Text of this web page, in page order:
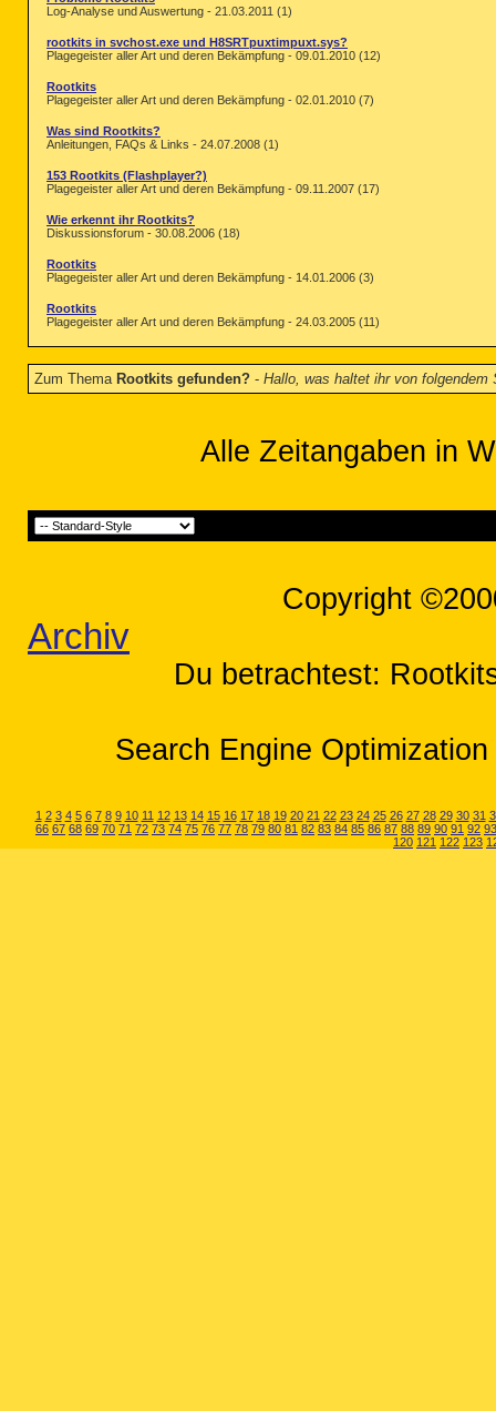
Log-Analyse und Auswertung - 21.03.2011 (1)
rootkits in svchost.exe und H8SRTpuxtimpuxt.sys?
Plagegeister aller Art und deren Bekämpfung - 09.01.2010 (12)
Rootkits
Plagegeister aller Art und deren Bekämpfung - 02.01.2010 (7)
Was sind Rootkits?
Anleitungen, FAQs & Links - 24.07.2008 (1)
153 Rootkits (Flashplayer?)
Plagegeister aller Art und deren Bekämpfung - 09.11.2007 (17)
Wie erkennt ihr Rootkits?
Diskussionsforum - 30.08.2006 (18)
Rootkits
Plagegeister aller Art und deren Bekämpfung - 14.01.2006 (3)
Rootkits
Plagegeister aller Art und deren Bekämpfung - 24.03.2005 (11)
Zum Thema Rootkits gefunden? - Hallo, was haltet ihr von
Alle Zeitangaben in
Copyright
Archiv
Du betrachtest:
Search Engine
1 2 3 4 5 6 7 8 9 10 11 12 13 14 15 16 17 18 19 20 21 22 23 24 25 26 27 28 29 30 31
66 67 68 69 70 71 72 73 74 75 76 77 78 79 80 81 82 83 84 85 86 87 88 89 90 91 92 93
120 121 122 123